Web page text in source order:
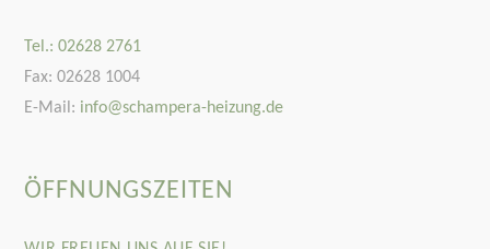
Tel.: 02628 2761
Fax: 02628 1004
E-Mail: info@schampera-heizung.de
ÖFFNUNGSZEITEN